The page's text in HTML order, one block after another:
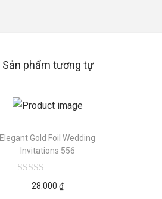
Sản phẩm tương tự
Elegant Gold Foil Wedding
Invitations 556
28.000 ₫